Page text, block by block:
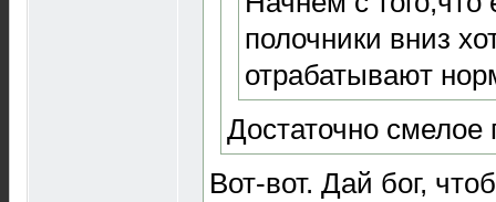
полочники вниз
отрабатывают
Достаточно
Вот-вот. Дай бог,